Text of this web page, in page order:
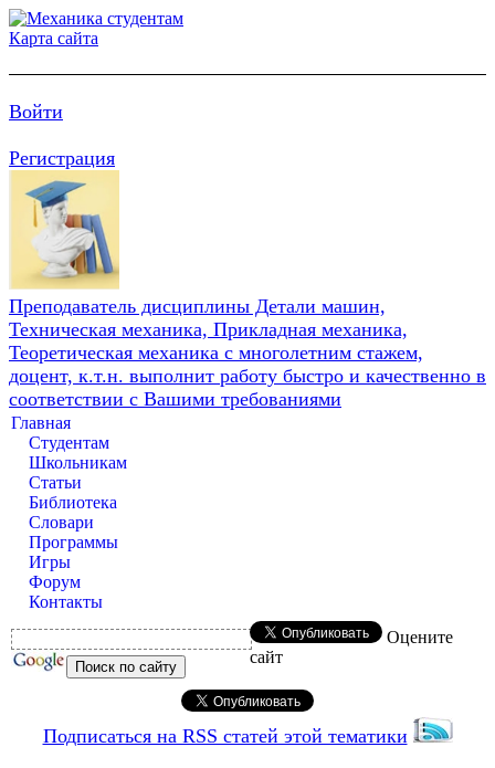
Карта сайта
Войти
Регистрация
Преподаватель дисциплины Детали машин,
Техническая механика, Прикладная механика,
Теоретическая механика с многолетним стажем,
доцент, к.т.н. выполнит работу быстро и качественно в
соответствии с Вашими требованиями
Главная
Студентам
Школьникам
Статьи
Библиотека
Словари
Программы
Игры
Форум
Контакты
Оцените
сайт
Подписаться на RSS статей этой тематики